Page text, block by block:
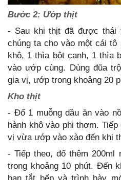
Bước 2: Ướp thịt
- Sau khi thịt đã được thái
chúng ta cho vào một cái tô
khô, 1 thìa bột canh, 1 thìa
vào ướp cùng. Dùng đũa
gia vị, ướp trong khoảng 20
Kho thịt
- Đổ 1 muỗng dầu ăn vào
hành khô vào phi thơm.
vị vừa ướp vào xào đến khi
- Tiếp theo, đổ thêm
trong khoảng 10 phút. Đến